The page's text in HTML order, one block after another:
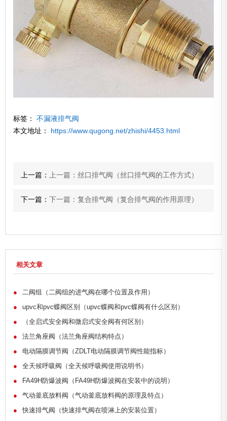
标签：不漏液排气阀
本文地址： https://www.qugong.net/zhishi/4453.html
上一篇： 上一篇：丝口排气阀（丝口排气阀的工作方式）
下一篇：下一篇：复合排气阀（复合排气阀的作用原理）
相关文章
●
二阀组（二阀组的进气阀在哪个位置及作用）
●
upvc和pvc蝶阀区别（upvc蝶阀和pvc蝶阀有什么区别）
●
（全启式安全阀和微启式安全阀有何区别）
●
法兰角座阀（法兰角座阀结构特点）
●
电动隔膜调节阀（ZDLT电动隔膜调节阀性能指标）
●
全天候呼吸阀（全天候呼吸阀使用说明书）
●
FA49H防爆波阀（FA49H防爆波阀在安装中的说明）
●
气动釜底放料阀（气动釜底放料阀的原理及特点）
●
快速排气阀（快速排气阀在喷淋上的安装位置）